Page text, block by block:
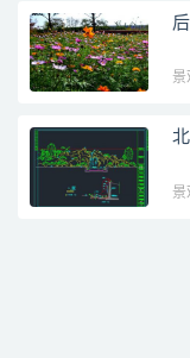
景
景